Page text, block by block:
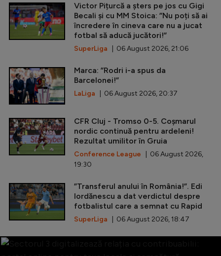
Victor Pițurcă a șters pe jos cu Gigi
Becali și cu MM Stoica: ”Nu poți să ai
încredere în cineva care nu a jucat
fotbal să aducă jucători!”
SuperLiga | 06 August 2026, 21:06
Marca: ”Rodri i-a spus da
Barcelonei!”
LaLiga | 06 August 2026, 20:37
CFR Cluj - Tromso 0-5. Coșmarul
nordic continuă pentru ardeleni!
Rezultat umilitor în Gruia
Conference League | 06 August 2026,
19:30
”Transferul anului în România!”. Edi
Iordănescu a dat verdictul despre
fotbalistul care a semnat cu Rapid
SuperLiga | 06 August 2026, 18:47